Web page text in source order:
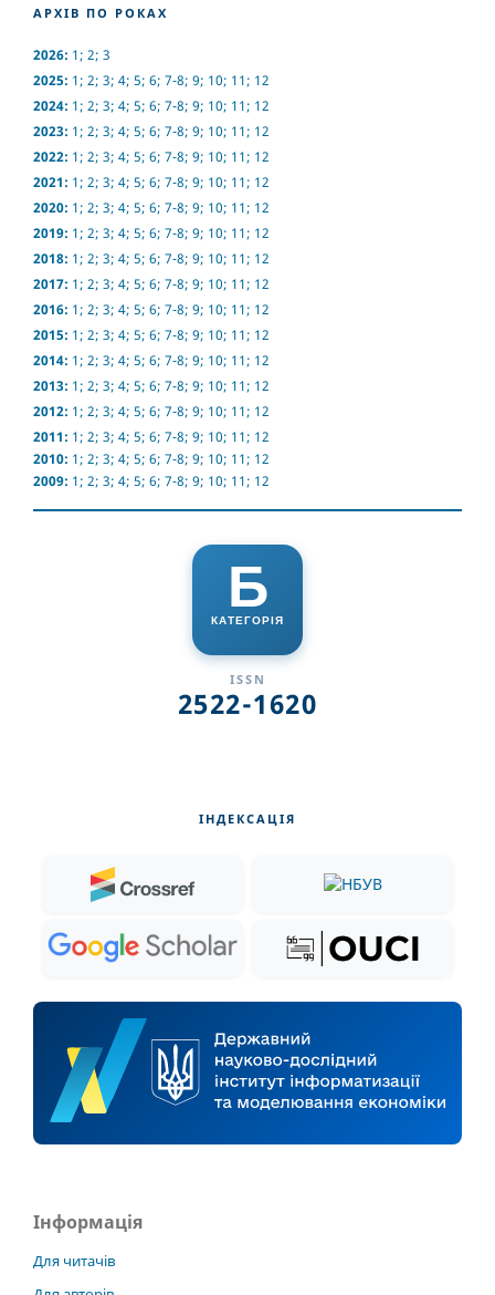
АРХІВ ПО РОКАХ
2026: 1; 2; 3
2025: 1; 2; 3; 4; 5; 6; 7-8; 9; 10; 11; 12
2024: 1; 2; 3; 4; 5; 6; 7-8; 9; 10; 11; 12
2023: 1; 2; 3; 4; 5; 6; 7-8; 9; 10; 11; 12
2022: 1; 2; 3; 4; 5; 6; 7-8; 9; 10; 11; 12
2021: 1; 2; 3; 4; 5; 6; 7-8; 9; 10; 11; 12
2020: 1; 2; 3; 4; 5; 6; 7-8; 9; 10; 11; 12
2019: 1; 2; 3; 4; 5; 6; 7-8; 9; 10; 11; 12
2018: 1; 2; 3; 4; 5; 6; 7-8; 9; 10; 11; 12
2017: 1; 2; 3; 4; 5; 6; 7-8; 9; 10; 11; 12
2016: 1; 2; 3; 4; 5; 6; 7-8; 9; 10; 11; 12
2015: 1; 2; 3; 4; 5; 6; 7-8; 9; 10; 11; 12
2014: 1; 2; 3; 4; 5; 6; 7-8; 9; 10; 11; 12
2013: 1; 2; 3; 4; 5; 6; 7-8; 9; 10; 11; 12
2012: 1; 2; 3; 4; 5; 6; 7-8; 9; 10; 11; 12
2011: 1; 2; 3; 4; 5; 6; 7-8; 9; 10; 11; 12
2010: 1; 2; 3; 4; 5; 6; 7-8; 9; 10; 11; 12
2009: 1; 2; 3; 4; 5; 6; 7-8; 9; 10; 11; 12
Б
КАТЕГОРІЯ
ISSN
2522-1620
ІНДЕКСАЦІЯ
Інформація
Для читачів